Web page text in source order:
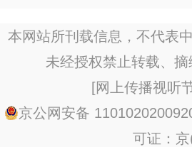
本网站所刊载信息，不代表
未经授权禁止转载、
[网上传播视听
京公网安备
可证：